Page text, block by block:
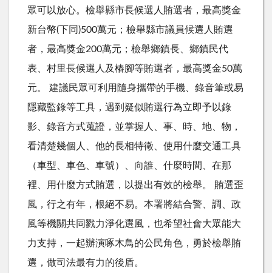
眾可以放心。檢舉縣市長候選人賄選者，最高獎金
新台幣(下同)500萬元；檢舉縣市議員候選人賄選
者，最高獎金200萬元；檢舉鄉鎮長、鄉鎮民代
表、村里長候選人及樁腳等賄選者，最高獎金50萬
元。 建議民眾可利用隨身攜帶的手機、錄音筆或易
隱藏監錄等工具，遇到疑似賄選行為立即予以錄
影、錄音方式蒐證，並掌握人、事、時、地、物，
看清楚幾個人、他的長相特徵、使用什麼交通工具
（車型、車色、車號）、向誰、什麼時間、在那
裡、用什麼方式賄選，以提出有效的檢舉。 賄選歪
風，行之有年，根絕不易。本署將結合警、調、政
風等機關共同戮力淨化選風，也希望社會大眾能大
力支持，一起辦演啄木鳥的公民角色，勇於檢舉賄
選，做司法最有力的後盾。